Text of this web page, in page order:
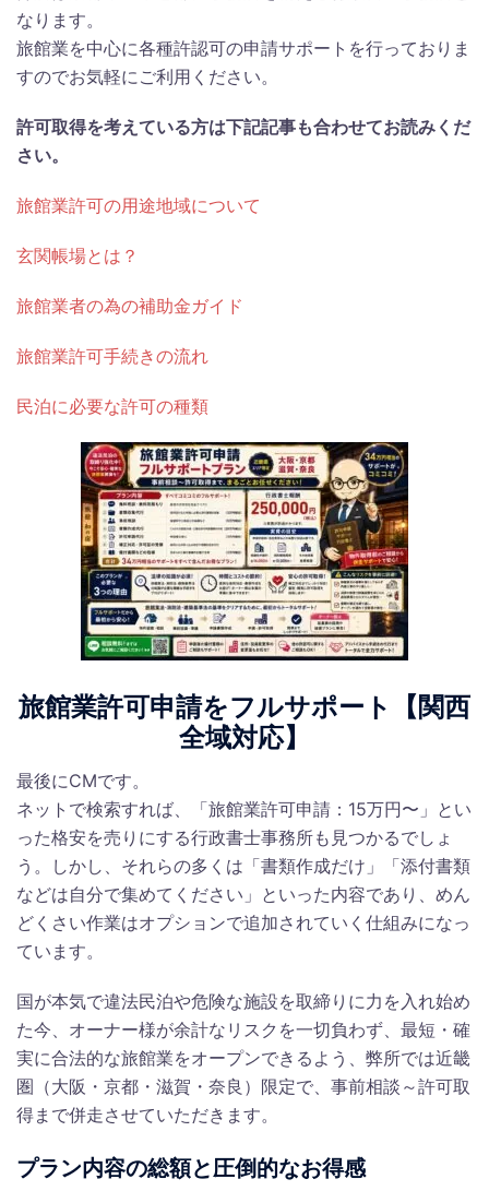
なります。
旅館業を中心に各種許認可の申請サポートを行っておりま
すのでお気軽にご利用ください。
許可取得を考えている方は下記記事も合わせてお読みくだ
さい。
旅館業許可の用途地域について
玄関帳場とは？
旅館業者の為の補助金ガイド
旅館業許可手続きの流れ
民泊に必要な許可の種類
旅館業許可申請をフルサポート【関西
全域対応】
最後にCMです。
ネットで検索すれば、「旅館業許可申請：15万円〜」とい
った格安を売りにする行政書士事務所も見つかるでしょ
う。しかし、それらの多くは「書類作成だけ」「添付書類
などは自分で集めてください」といった内容であり、めん
どくさい作業はオプションで追加されていく仕組みになっ
ています。
国が本気で違法民泊や危険な施設を取締りに力を入れ始め
た今、オーナー様が余計なリスクを一切負わず、最短・確
実に合法的な旅館業をオープンできるよう、弊所では近畿
圏（大阪・京都・滋賀・奈良）限定で、事前相談～許可取
得まで併走させていただきます。
プラン内容の総額と圧倒的なお得感